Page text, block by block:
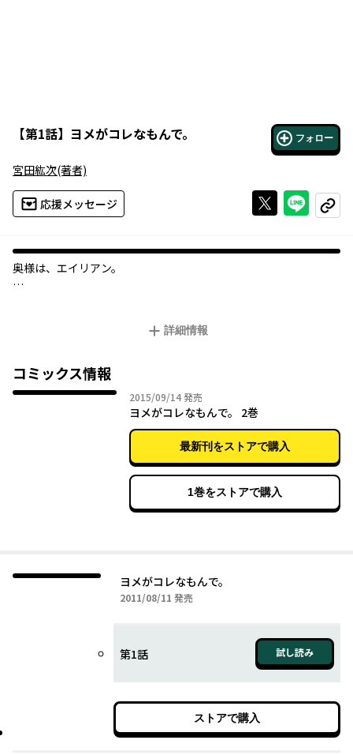
【第1話】 ヨメがコレなもんで。 フォロー
宮田紘次(著者)
応援メッセージ Xで投稿する
ライン
コピー
奥様は、エイリアン。
になっている （2）泣くと目からビームを出す （3）普段は着
だけど、愛があれば種族の差なんて関係ない！ 『ききみみ図
鑑』が大好評の宮田紘次がお送りする、エロティック宇宙ラブコ
メ、全6話＋描き下ろしオマケ漫画を収録。
詳細情報
コミックス情報
2015/09/142015年09月14日
発売
ヨメがコレなもんで。 2巻
最新刊をストアで購入
1巻をストアで購入
ヨメがコレなもんで。
2011/08/11 2011年08月11日
発売
第1話 試し読み
ストアで購入